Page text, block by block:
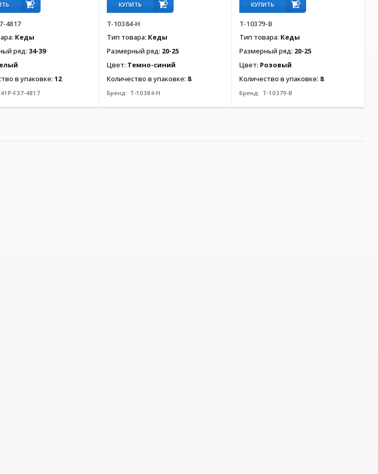
4817
Кеды
ряд:34-39
в упаковке:12
F37-4817
КУПИТЬ
T-10384-H
Тип товара: Кеды
Размерный ряд: 20-25
Цвет: Темно-синий
Количество в упаковке: 8
Бренд: T-10384-H
КУПИТЬ
T-10379-B
Тип товара: Кеды
Размерный ряд: 20-25
Цвет: Розовый
Количество в упаковке: 8
Бренд: T-10379-B